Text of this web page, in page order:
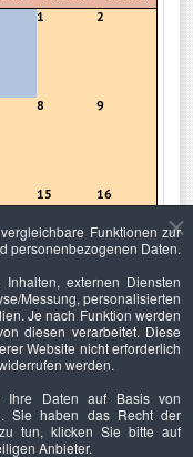
1 2
8 9
15 16
22 23
29 30
Funktionen zur
personenbezogenen Daten.
externen Diensten
Messung, personalisierten
Je nach Funktion werden
diesen verarbeitet. Diese
Website nicht erforderlich
werden.
Ihre Daten auf Basis von
Sie haben das Recht der
tun, klicken Sie bitte auf
Anbieter.